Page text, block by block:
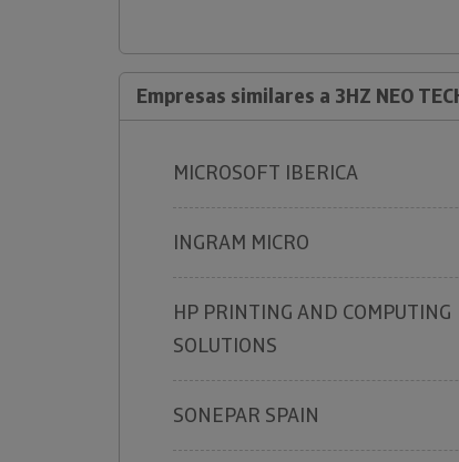
Empresas similares a 3HZ NEO
MICROSOFT IBERICA
INGRAM MICRO
HP PRINTING AND COMPUTING
SOLUTIONS
SONEPAR SPAIN